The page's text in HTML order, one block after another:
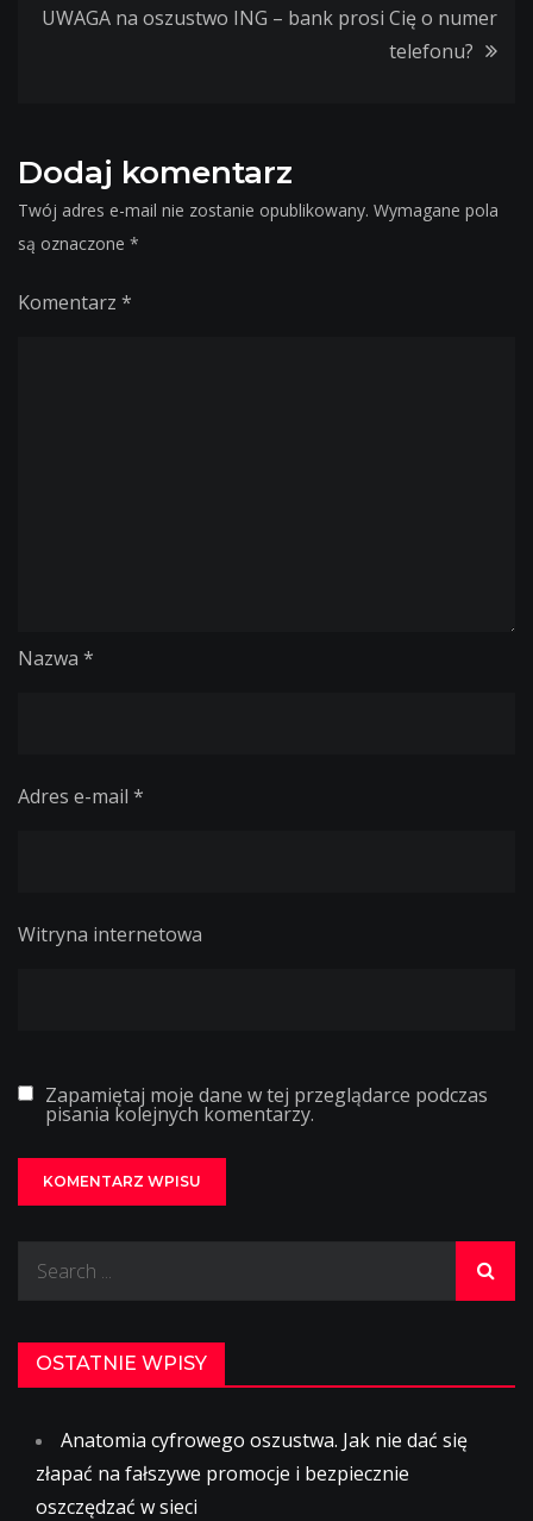
UWAGA na oszustwo ING – bank prosi Cię o numer
telefonu?
Dodaj komentarz
Twój adres e-mail nie zostanie opublikowany. Wymagane pola
są oznaczone *
Komentarz *
Nazwa *
Adres e-mail *
Witryna internetowa
Zapamiętaj moje dane w tej przeglądarce podczas
pisania kolejnych komentarzy.
OSTATNIE WPISY
Anatomia cyfrowego oszustwa. Jak nie dać się
złapać na fałszywe promocje i bezpiecznie
oszczędzać w sieci